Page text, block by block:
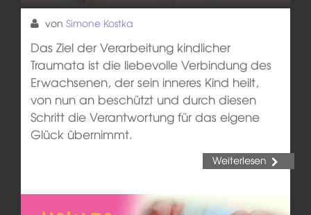
von Simone Kostka
Das Ziel der Verarbeitung kindlicher
Traumata ist die liebevolle Verbindung des
Erwachsenen, der sein inneres Kind heilt,
von nun an beschützt und durch diesen
Schritt die Verantwortung für das eigene
Glück übernimmt.
Weiterlesen